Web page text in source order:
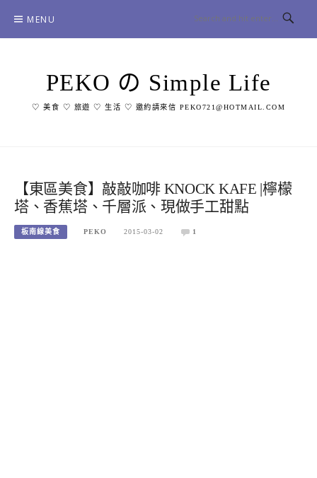
content
MENU
PEKO の Simple Life
♡ 美食 ♡ 旅遊 ♡ 生活 ♡ 邀約請來信 PEKO721@HOTMAIL.COM
【東區美食】敲敲咖啡 KNOCK KAFE |檸檬
塔、香蕉塔、千層派、現做手工甜點
板南線美食 PEKO 2015-03-02 1